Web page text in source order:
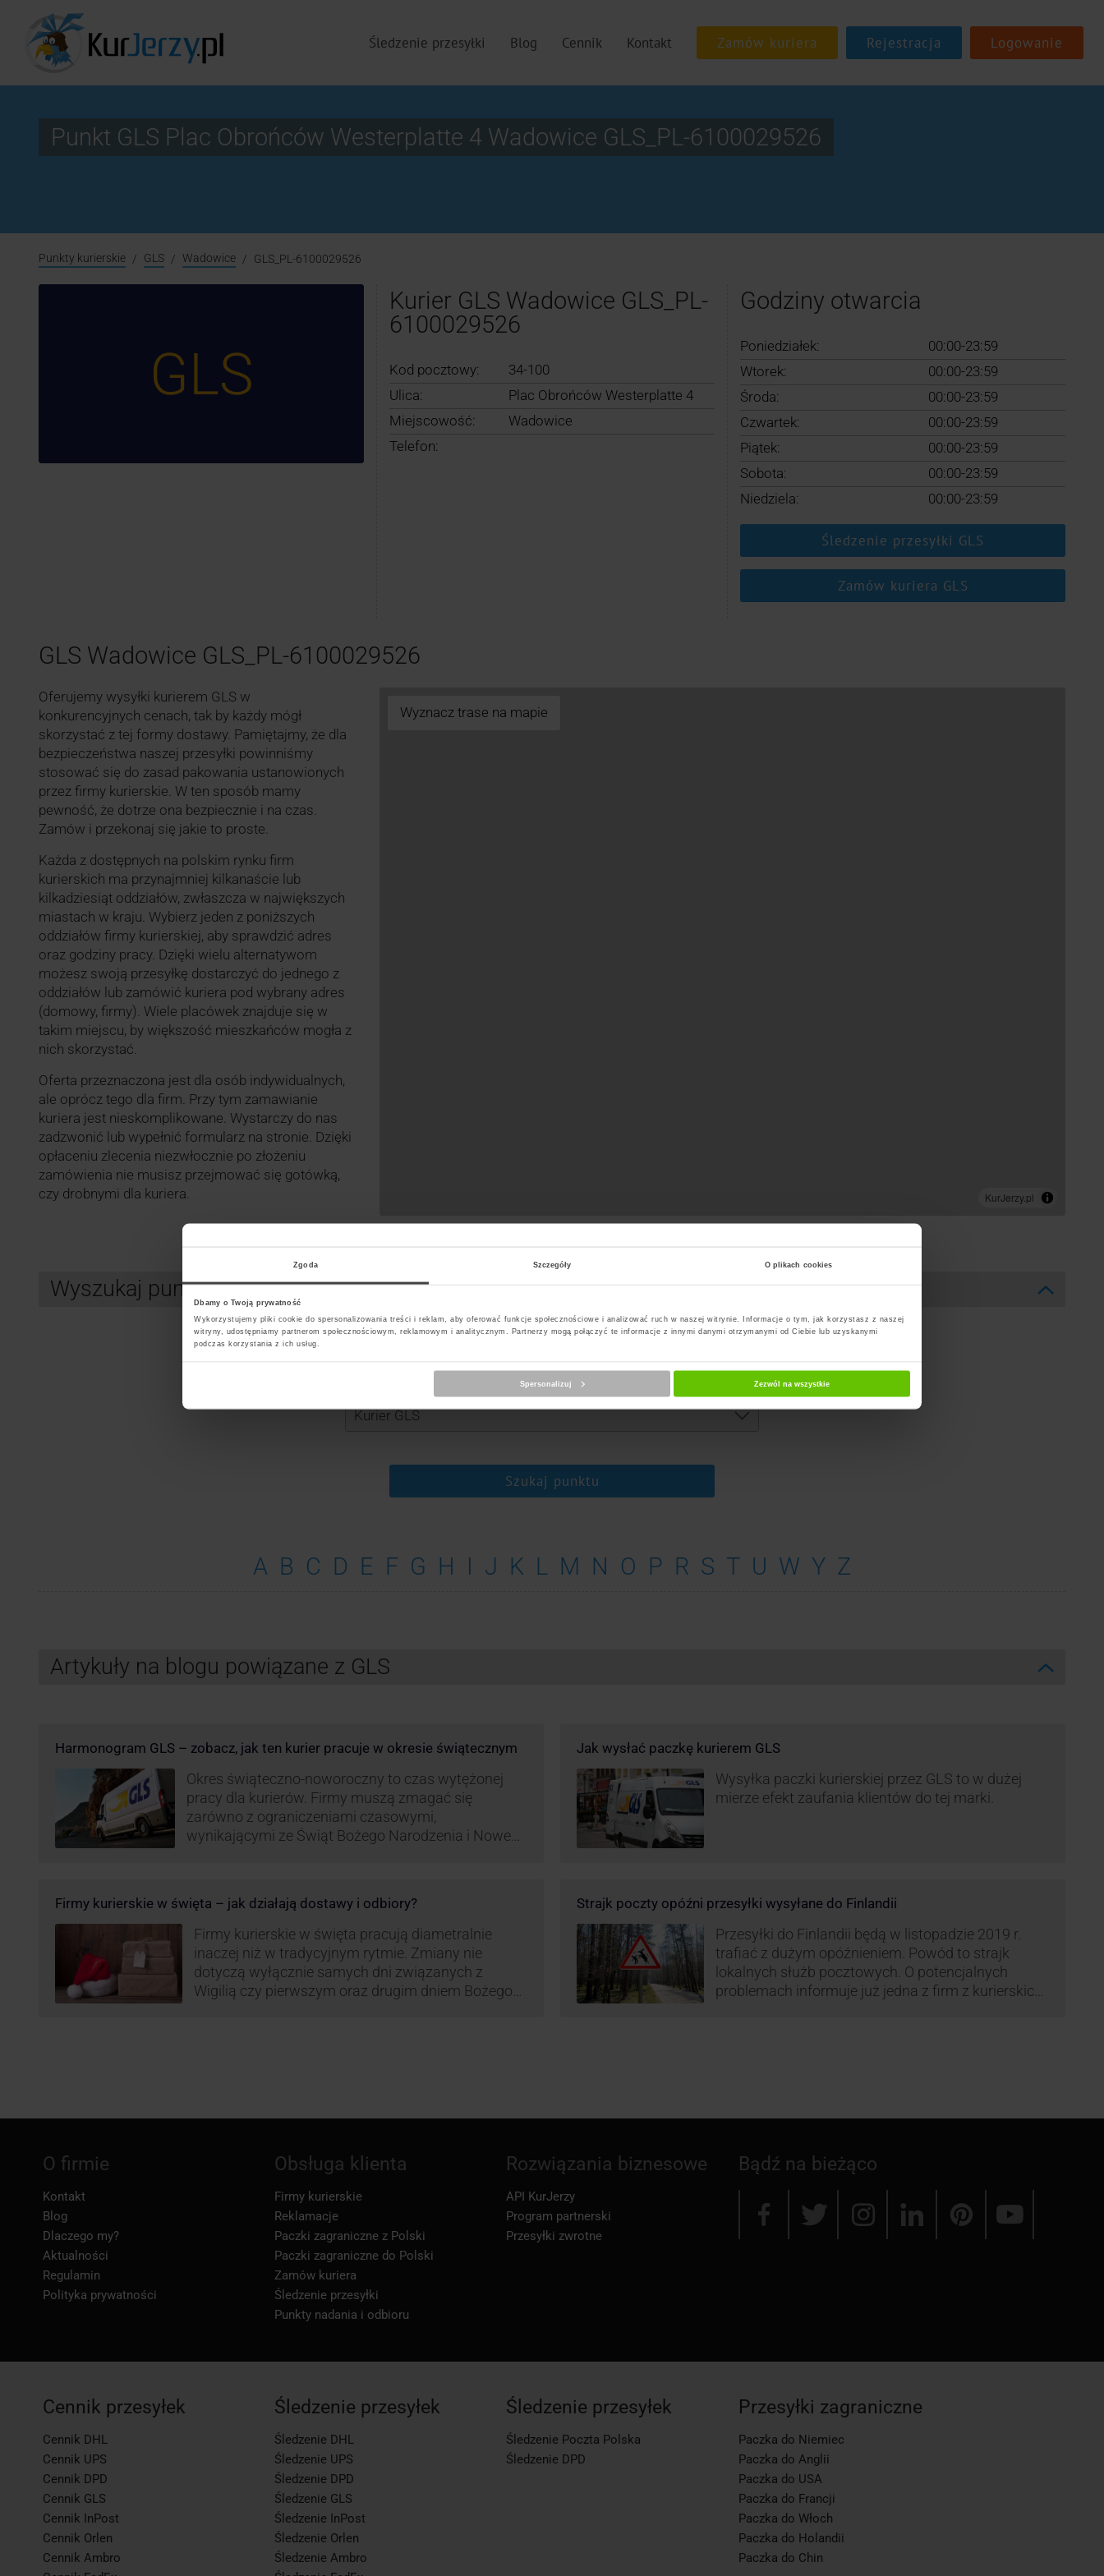
Zgoda Szczegóły O plikach cookies
Dbamy o Twoją prywatność
Wykorzystujemy pliki cookie do spersonalizowania treści i reklam, aby oferować funkcje społecznościowe i analizować ruch w naszej witrynie. Informacje o tym, jak korzystasz z naszej
witryny, udostępniamy partnerom społecznościowym, reklamowym i analitycznym. Partnerzy mogą połączyć te informacje z innymi danymi otrzymanymi od Ciebie lub uzyskanymi
podczas korzystania z ich usług.
Spersonalizuj Zezwól na wszystkie
Śledzenie przesyłki Blog Cennik Kontakt Rejestracja Logowanie
Punkt GLS Plac Obrońców Westerplatte 4 Wadowice GLS_PL-6100029526
Punkty kurierskie GLS Wadowice GLS_PL-6100029526
GLS
Kurier GLS Wadowice GLS_PL-
6100029526
Kod pocztowy:
34-100
Ulica:
Plac Obrońców Westerplatte 4
Miejscowość:
Wadowice
Telefon:
Godziny otwarcia
Poniedziałek:
00:00-23:59
Wtorek:
00:00-23:59
Środa:
00:00-23:59
Czwartek:
00:00-23:59
Piątek:
00:00-23:59
Sobota:
00:00-23:59
Niedziela:
00:00-23:59
Śledzenie przesyłki GLS
Zamów kuriera GLS
GLS Wadowice GLS_PL-6100029526
Oferujemy wysyłki kurierem GLS w
konkurencyjnych cenach, tak by każdy mógł
skorzystać z tej formy dostawy. Pamiętajmy, że dla
bezpieczeństwa naszej przesyłki powinniśmy
stosować się do zasad pakowania ustanowionych
przez firmy kurierskie. W ten sposób mamy
pewność, że dotrze ona bezpiecznie i na czas.
Zamów i przekonaj się jakie to proste.
Każda z dostępnych na polskim rynku firm
kurierskich ma przynajmniej kilkanaście lub
kilkadziesiąt oddziałów, zwłaszcza w największych
miastach w kraju. Wybierz jeden z poniższych
oddziałów firmy kurierskiej, aby sprawdzić adres
oraz godziny pracy. Dzięki wielu alternatywom
możesz swoją przesyłkę dostarczyć do jednego z
oddziałów lub zamówić kuriera pod wybrany adres
(domowy, firmy). Wiele placówek znajduje się w
takim miejscu, by większość mieszkańców mogła z
nich skorzystać.
Oferta przeznaczona jest dla osób indywidualnych,
ale oprócz tego dla firm. Przy tym zamawianie
kuriera jest nieskomplikowane. Wystarczy do nas
zadzwonić lub wypełnić formularz na stronie. Dzięki
opłaceniu zlecenia niezwłocznie po złożeniu
zamówienia nie musisz przejmować się gotówką,
czy drobnymi dla kuriera.
Wyznacz trase na mapie
Wyszukaj punkt kurierski GLS
Szukaj punktu
A B C D E F G H I J K L M N O P R S T U W Y Z
Artykuły na blogu powiązane z GLS
Harmonogram GLS – zobacz, jak ten kurier pracuje w okresie świątecznym
Okres świąteczno-noworoczny to czas wytężonej
pracy dla kurierów. Firmy muszą zmagać się
zarówno z ograniczeniami czasowymi,
wynikającymi ze Świąt Bożego Narodzenia i Nowego
GLS na czas świąteczny!
Jak wysłać paczkę kurierem GLS
Wysyłka paczki kurierskiej przez GLS to w dużej
mierze efekt zaufania klientów do tej marki.
Firmy kurierskie w święta – jak działają dostawy i odbiory?
Firmy kurierskie w święta pracują diametralnie
inaczej niż w tradycyjnym rytmie. Zmiany nie
dotyczą wyłącznie samych dni związanych z
Wigilią czy pierwszym oraz drugim dniem Bożego
Strajk poczty opóźni przesyłki wysyłane do Finlandii
Przesyłki do Finlandii będą w listopadzie 2019 r.
trafiać z dużym opóźnieniem. Powód to strajk
lokalnych służb pocztowych. O potencjalnych
problemach informuje już jedna z firm z kurierskich
Bądź na bieżąco
O firmie
Kontakt
Blog
Dlaczego my?
Aktualności
Regulamin
Polityka prywatności
Obsługa klienta
Firmy kurierskie
Reklamacje
Paczki zagraniczne z Polski
Paczki zagraniczne do Polski
Zamów kuriera
Śledzenie przesyłki
Punkty nadania i odbioru
Rozwiązania biznesowe
API KurJerzy
Program partnerski
Przesyłki zwrotne
Cennik przesyłek
Cennik DHL
Cennik UPS
Cennik DPD
Cennik GLS
Cennik InPost
Cennik Orlen
Cennik Ambro
Śledzenie przesyłek
Śledzenie DHL
Śledzenie UPS
Śledzenie DPD
Śledzenie GLS
Śledzenie InPost
Śledzenie Orlen
Śledzenie Ambro
Śledzenie przesyłek
Śledzenie Poczta Polska
Śledzenie DPD
Przesyłki zagraniczne
Paczka do Niemiec
Paczka do Anglii
Paczka do USA
Paczka do Francji
Paczka do Włoch
Paczka do Holandii
Paczka do Chin